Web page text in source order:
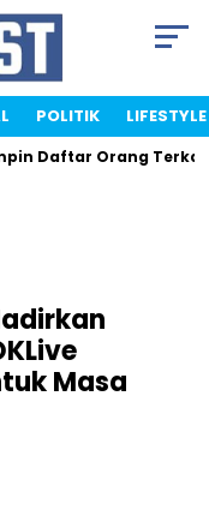
POLITIK LIFESTYLE
Daftar Orang Terkaya
Masa